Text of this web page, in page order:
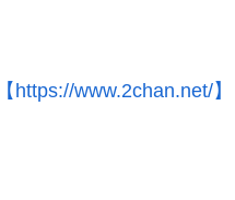
【https://www.2chan.net/】